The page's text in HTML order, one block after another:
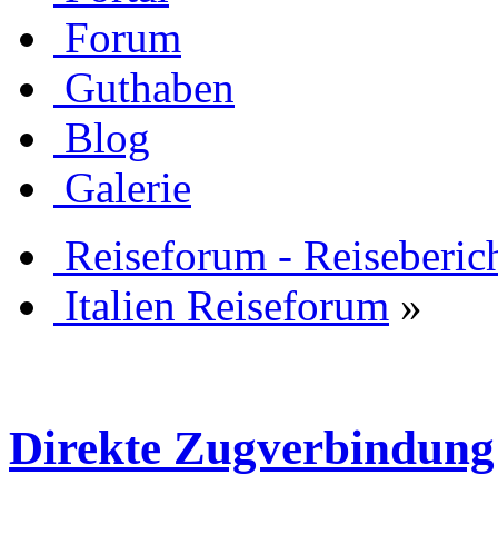
Forum
Guthaben
Blog
Galerie
Reiseforum -
Italien Reiseforum »
Direkte